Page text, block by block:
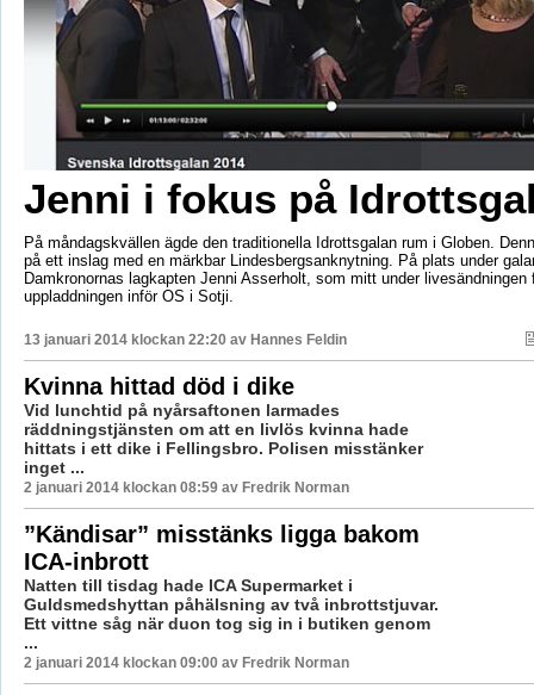
Jenni i fokus på
På måndagskvällen ägde den traditionella Idrottsgalan rum i Globen.
på ett inslag med en märkbar Lindesbergsanknytning. På plats under
Damkronornas lagkapten Jenni Asserholt, som mitt under livesändningen
uppladdningen inför OS i Sotji.
13 januari 2014 klockan 22:20 av Hannes Feldin
Kvinna hittad död i dike
Vid lunchtid på nyårsaftonen larmades
räddningstjänsten om att en livlös kvinna hade
hittats i ett dike i Fellingsbro. Polisen misstänker
inget ...
2 januari 2014 klockan 08:59 av Fredrik Norman
”Kändisar” misstänks ligga bakom
ICA-inbrott
Natten till tisdag hade ICA Supermarket i
Guldsmedshyttan påhälsning av två inbrottstjuvar.
Ett vittne såg när duon tog sig in i butiken genom
...
2 januari 2014 klockan 09:00 av Fredrik Norman